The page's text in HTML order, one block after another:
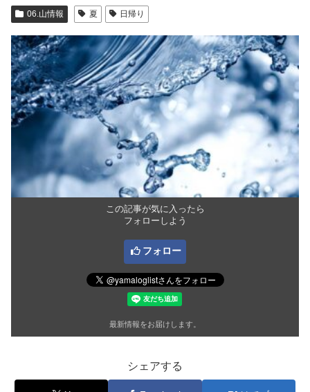
06.山情報 夏 日帰り
この記事が気に入ったら
フォローしよう
フォロー
最新情報をお届けします。
シェアする